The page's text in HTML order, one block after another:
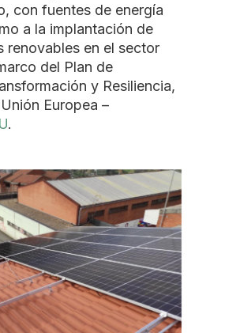
con fuentes de energía
a la implantación de
renovables en el sector
del Plan de
y Resiliencia,
Europea –
.